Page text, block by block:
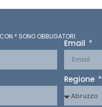
* SONO OBBLIGATORI.
Email
Regione